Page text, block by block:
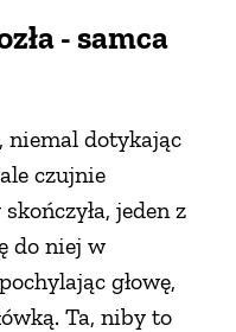
- samca
niemal dotykając
czujnie
jeden z
do niej w
głowę,
Ta, niby to